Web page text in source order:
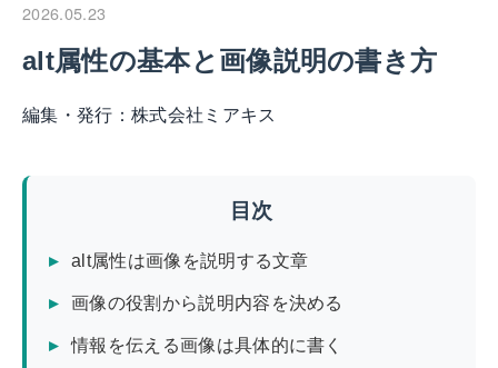
2026.05.23
alt属性の基本と画像説明の書き方
編集・発行： 株式会社ミアキス
目次
alt属性は画像を説明する文章
画像の役割から説明内容を決める
情報を伝える画像は具体的に書く